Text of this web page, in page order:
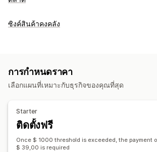
การจัดการการทำรายการสินค้า
การจัดการคำสั่งซื้อ
คำสั่งซื้อหลายรายการในครั้งเดียว
แดชบอร์ดแบบรวม
ซิงค์สินค้าคงคลัง
หลายช่องทาง หลายร้านค้า
เรียลไทม์ ตามกำหนดเวลา ที่กำหนดเอง
การแจ้งเตือนอัตโนมัติ
การแจ้
การนำเข้าและส่งออกข้อมูล
การวัดประสิทธิภาพ
การกำหนดราคา
เลือกแผนที่เหมาะกับธุรกิจของคุณที่สุด
Starter
ติดตั้งฟรี
Once $ 1000 threshold is exceeded, the payment
$ 39,00 is required